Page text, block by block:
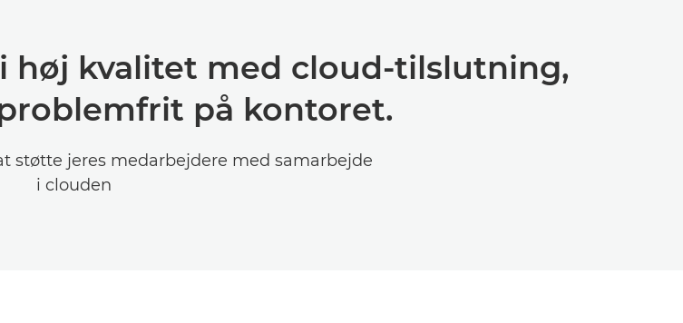
høj kvalitet med cloud-tilslutning,
på kontoret.
støtte jeres medarbejdere med samarbejde
i clouden